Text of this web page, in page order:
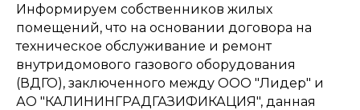
Информируем собственников жилых
помещений, что на основании договора на
техническое обслуживание и ремонт
внутридомового газового оборудования
(ВДГО), заключенного между ООО "Лидер" и
АО "КАЛИНИНГРАДГАЗИФИКАЦИЯ", данная